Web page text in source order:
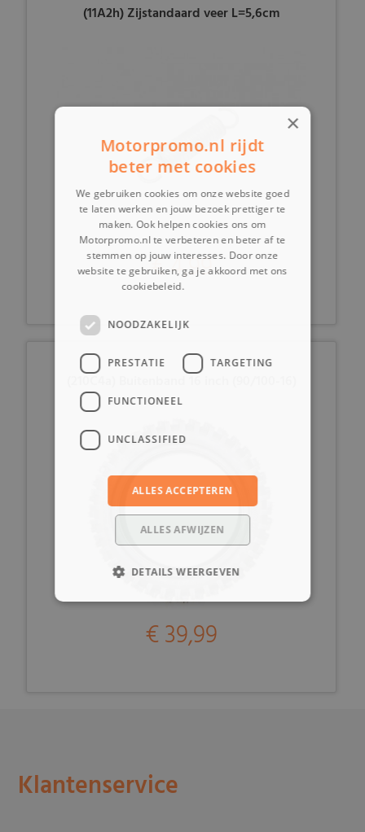
(11A2h) Zijstandaard veer L=5,6cm
€ 4,99
€ 39,99
Klantenservice
×
Motorpromo.nl rijdt
beter met cookies
We gebruiken cookies om onze website goed
te laten werken en jouw bezoek prettiger te
maken. Ook helpen cookies ons om
Motorpromo.nl te verbeteren en beter af te
stemmen op jouw interesses. Door onze
website te gebruiken, ga je akkoord met ons
cookiebeleid.
NOODZAKELIJK
PRESTATIE TARGETING
FUNCTIONEEL
UNCLASSIFIED
ALLES ACCEPTEREN
ALLES AFWIJZEN
DETAILS WEERGEVEN